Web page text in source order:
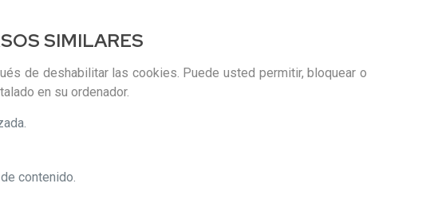
SIMILARES
de deshabilitar las cookies. Puede usted permitir, bloquear o
en su ordenador.
contenido.